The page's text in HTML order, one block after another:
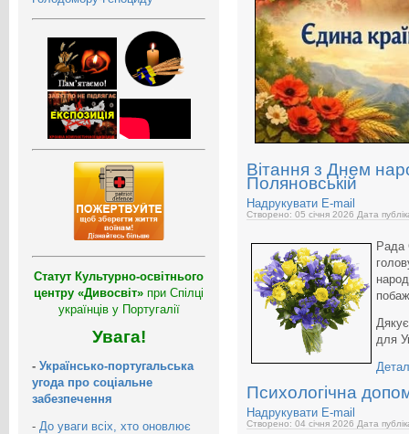
Статут Культурно-освітнього
центру «Дивосвіт» при Спілці
українців у Португалії
Увага!
- Українсько-португальська
угода про соціальне
забезпечення
- До уваги всіх, хто оновлює
Вітання з Днем
Поляновській
Надрукувати E-mail
Створено: 05 січня 2026 Дата
Рада
для
Психологічна
Надрукувати E-mail
Створено: 04 січня 2026 Дата